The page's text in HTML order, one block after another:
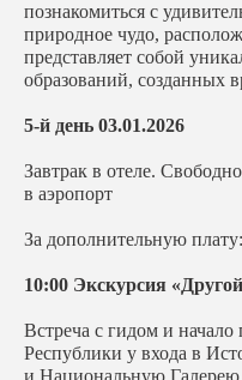
познакомиться с
природное чудо,
представляет собой
образований, созданных
5-й день 03.01.2026
Завтрак в отеле.
в аэропорт
За дополнительную
10:00 Экскурсия
Встреча с гидом и
Республики у входа в
и Национальную Галерею